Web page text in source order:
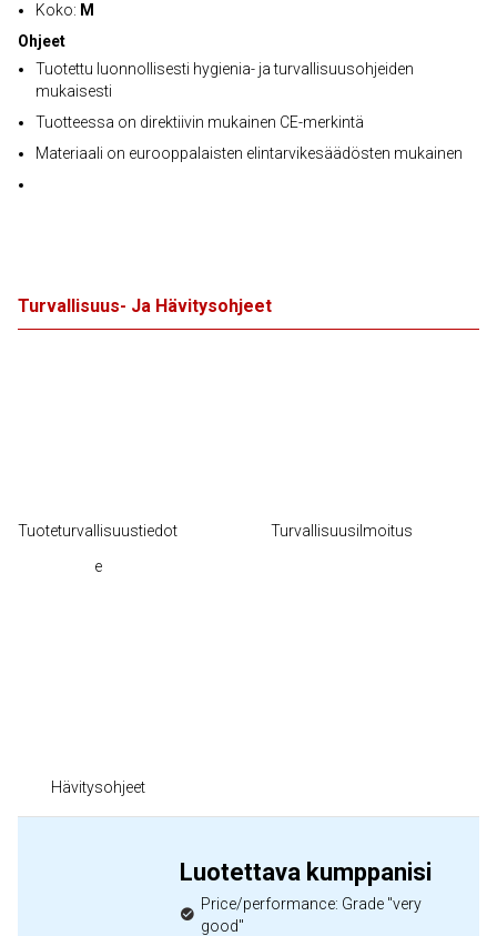
Koko: M
Ohjeet
Tuotettu luonnollisesti hygienia- ja turvallisuusohjeiden
mukaisesti
Tuotteessa on direktiivin mukainen CE-merkintä
Materiaali on eurooppalaisten elintarvikesäädösten mukainen
Turvallisuus- Ja Hävitysohjeet
Tuoteturvallisuustiedot
e
Turvallisuusilmoitus
Hävitysohjeet
Luotettava kumppanisi
Price/performance: Grade "very
good"